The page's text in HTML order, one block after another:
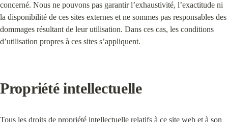
concerné. Nous ne pouvons pas garantir l’exhaustivité, l’exactitude ni
la disponibilité de ces sites externes et ne sommes pas responsables des
dommages résultant de leur utilisation. Dans ces cas, les conditions
d’utilisation propres à ces sites s’appliquent.
Propriété intellectuelle
Tous les droits de propriété intellectuelle relatifs à ce site web et à son